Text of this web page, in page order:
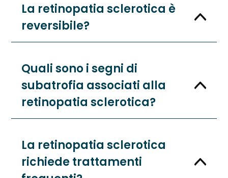
La retinopatia sclerotica è
reversibile?
Quali sono i segni di
subatrofia associati alla
retinopatia sclerotica?
La retinopatia sclerotica
richiede trattamenti